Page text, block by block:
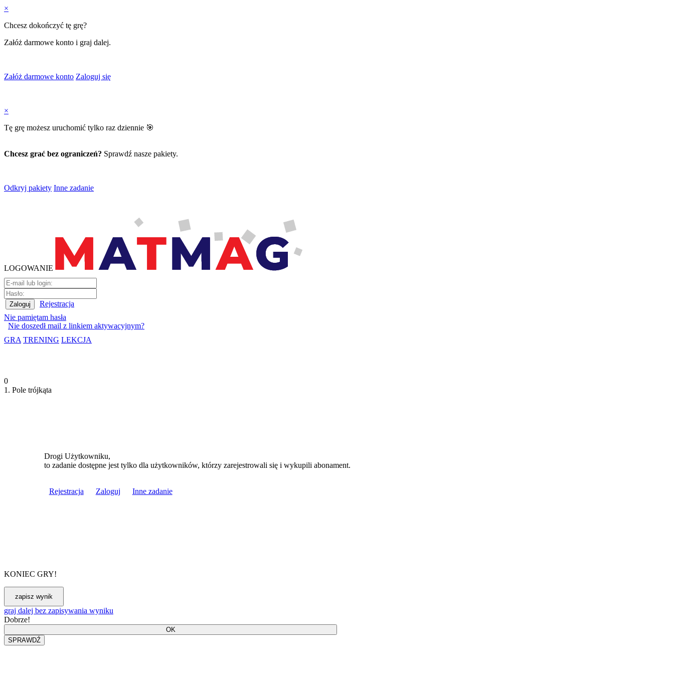
×
Chcesz dokończyć tę grę?
Załóż darmowe konto i graj dalej.
Załóż darmowe konto Zaloguj się
×
Tę grę możesz uruchomić tylko raz dziennie 🎯
Chcesz grać bez ograniczeń? Sprawdź nasze pakiety.
Odkryj pakiety Inne zadanie
LOGOWANIE
Rejestracja
Nie pamiętam hasła
Nie doszedł mail z linkiem aktywacyjnym?
GRA TRENING LEKCJA
0
1. Pole trójkąta
Drogi Użytkowniku,
to zadanie dostępne jest tylko dla użytkowników, którzy zarejestrowali się i wykupili abonament.
Rejestracja Zaloguj Inne zadanie
KONIEC GRY!
graj dalej bez zapisywania wyniku
Dobrze!